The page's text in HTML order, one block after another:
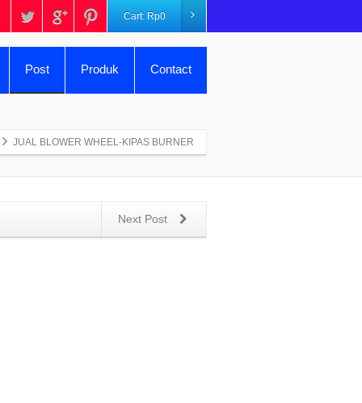
Cart: Rp0
Post Produk Contact
JUAL BLOWER WHEEL-KIPAS BURNER
Next Post